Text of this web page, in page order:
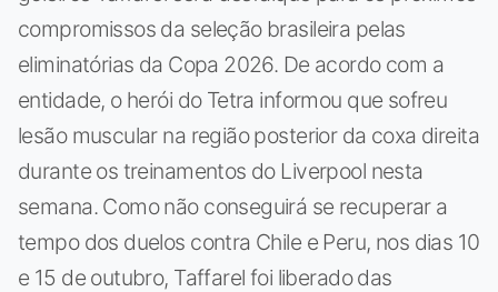
compromissos da seleção brasileira pelas
eliminatórias da Copa 2026. De acordo com a
entidade, o herói do Tetra informou que sofreu
lesão muscular na região posterior da coxa direita
durante os treinamentos do Liverpool nesta
semana. Como não conseguirá se recuperar a
tempo dos duelos contra Chile e Peru, nos dias 10
e 15 de outubro, Taffarel foi liberado das